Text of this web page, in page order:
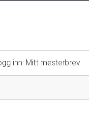
inn: Mitt mesterbrev